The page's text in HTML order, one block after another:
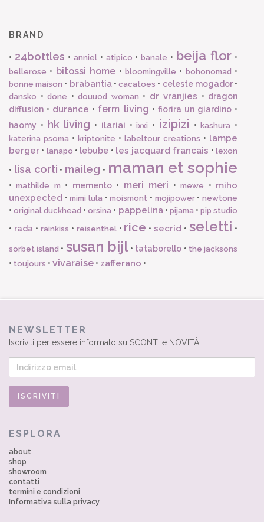
BRAND
• 24bottles • anniel• atipico •banale • beija flor •
bellerose • bitossi home • bloomingville • bohonomad •
bonne maison • brabantia•cacatoes • celeste mogador•
dansko • done • douuod woman • dr vranjies • dragon
diffusion • durance • ferm living • fiorira un giardino•
haomy • hk living • ilariai •ixxi • izipizi •kashura •
katerina psoma • kriptonite • labeltour creations • lampe
berger • lanapo • lebube • les jacquard francais •lexon
• lisa corti • maileg • maman et sophie
•mathilde m • memento• meri meri •mewe • miho
unexpected •mimi lula •moismont • mojipower•newtone
•original duckhead •orsina • pappelina• pijama • pip studio
• rada • rainkiss • reisenthel• rice •secrid •seletti •
sorbet island • susan bijl• tataborello • the jacksons
• toujours • vivaraise • zafferano •
NEWSLETTER
Iscriviti per essere informato su SCONTI e NOVITÀ
ESPLORA
about
shop
showroom
contatti
termini e condizioni
Informativa sulla privacy